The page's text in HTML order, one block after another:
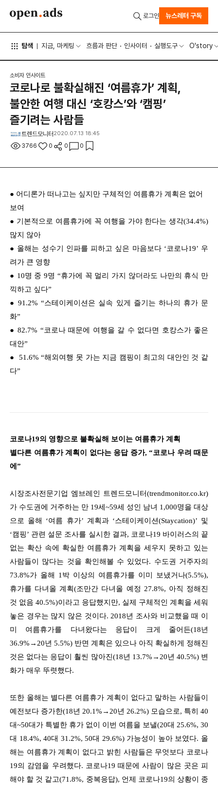
탐색 지금, 마케팅 흐름과 판단 인사이터 실행도구 O'story
로그인 뉴스레터 구독
소비자 인사이트
코로나로 불확실해진 ‘여름휴가’ 계획,
불안한 여행 대신 ‘호캉스’와 ‘캠핑’
즐기려는 사람들
트렌드모니터 2020.07.13 18:45
3766 0 0 0
● 어디론가 떠나고는 싶지만 구체적인 여름휴가 계획은 없어
보여
● 기본적으로 여름휴가에 꼭 여행을 가야 한다는 생각(34.4%)
많지 않아
● 올해는 성수기 인파를 피하고 싶은 마음보다 ‘코로나19’ 우
려가 큰 영향
● 10명 중 9명 “휴가에 꼭 멀리 가지 않더라도 나만의 휴식 만
끽하고 싶다”
● 91.2% “스테이케이션은 실속 있게 즐기는 하나의 휴가 문
화”
● 82.7% “코로나 때문에 여행을 갈 수 없다면 호캉스가 좋은
대안”
●
51.6% “해외여행 못 가는 지금 캠핑이 최고의 대안인 것 같
다”
코로나19의 영향으로 불확실해 보이는 여름휴가 계획
별다른 여름휴가 계획이 없다는 응답 증가, “코로나 우려 때문
에”
시장조사전문기업 엠브레인 트렌드모니터(trendmonitor.co.kr)
가 수도권에 거주하는 만 19세~59세 성인 남녀 1,000명을 대상
으로 올해 ‘여름 휴가’ 계획과 ‘스테이케이션(Staycation)’ 및
‘캠핑’ 관련 설문 조사를 실시한 결과, 코로나19 바이러스의 끝
없는 확산 속에 확실한 여름휴가 계획을 세우지 못하고 있는
사람들이 많다는 것을 확인해볼 수 있었다. 수도권 거주자의
73.8%가 올해 1박 이상의 여름휴가를 이미 보냈거나(5.5%),
휴가를 다녀올 계획(조만간 다녀올 예정 27.8%, 아직 정해진
것 없음 40.5%)이라고 응답했지만, 실제 구체적인 계획을 세워
놓은 경우는 많지 않은 것이다. 2018년 조사와 비교했을 때 이
미 여름휴가를 다녀왔다는 응답이 크게 줄어든(18년
36.9%→20년 5.5%) 반면 계획은 있으나 아직 확실하게 정해진
것은 없다는 응답이 훨씬 많아진(18년 13.7%→20년 40.5%) 변
화가 매우 뚜렷했다.
또한 올해는 별다른 여름휴가 계획이 없다고 말하는 사람들이
예전보다 증가한(18년 20.1%→20년 26.2%) 모습으로, 특히 40
대~50대가 특별한 휴가 없이 이번 여름을 보낼(20대 25.6%, 30
대 18.4%, 40대 31.2%, 50대 29.6%) 가능성이 높아 보였다. 올
해는 여름휴가 계획이 없다고 밝힌 사람들은 무엇보다 코로나
19의 감염을 우려했다. 코로나19 때문에 사람이 많은 곳은 피
해야 할 것 같고(71.8%, 중복응답), 언제 코로나19의 상황이 종